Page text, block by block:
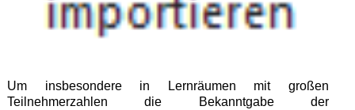
Um insbesondere in Lernräumen mit großen
Teilnehmerzahlen die Bekanntgabe der